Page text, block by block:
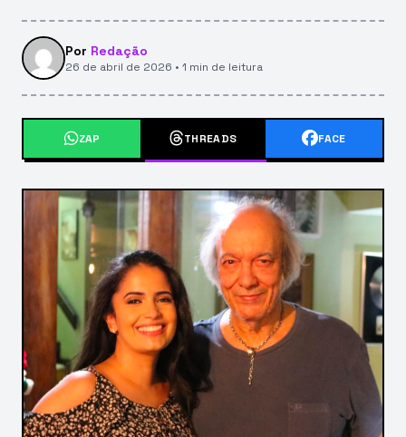
Por Redação
26 de abril de 2026 • 1 min de leitura
ZAP THREADS FACE